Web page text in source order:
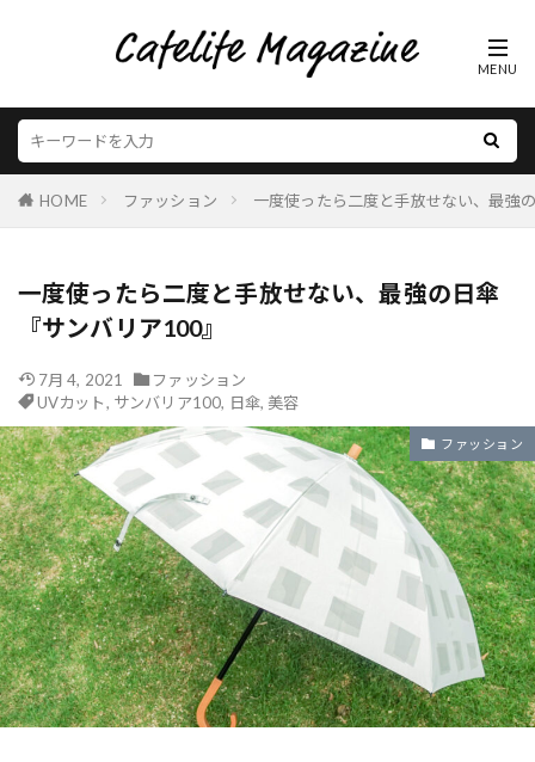
HOME ファッション 一度使ったら二度と手放せない、最強
一度使ったら二度と手放せない、最強の日傘
『サンバリア100』
7月 4, 2021
ファッション
UVカット, サンバリア100, 日傘, 美容
ファッション